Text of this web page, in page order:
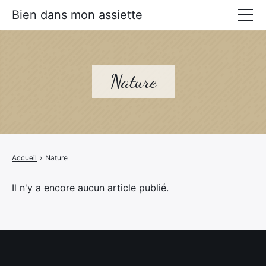
Nature
Accueil › Nature
Il n'y a encore aucun article publié.
Bien dans mon assiette
Prévenir les maladies